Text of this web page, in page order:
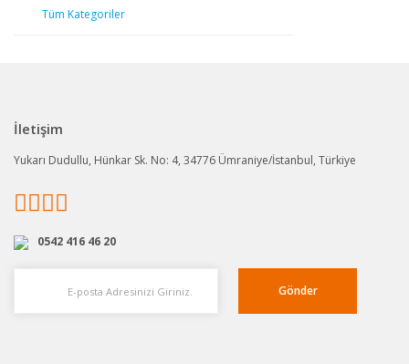
Tüm Kategoriler
İletişim
Yukarı Dudullu, Hünkar Sk. No: 4, 34776 Ümraniye/İstanbul, Türkiye
0542 416 46 20
Gönder